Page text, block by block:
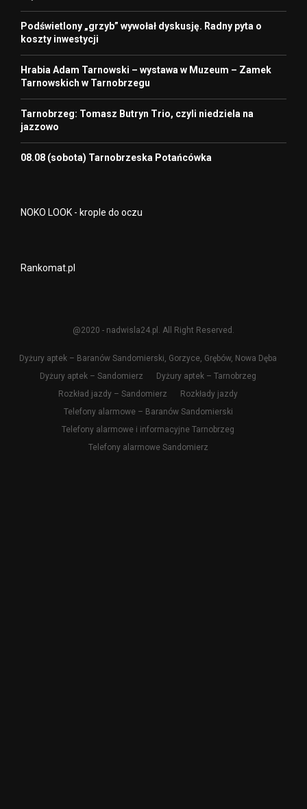
Podświetlony „grzyb” wywołał dyskusję. Radny pyta o
koszty inwestycji
Hrabia Adam Tarnowski – wystawa w Muzeum – Zamek
Tarnowskich w Tarnobrzegu
Tarnobrzeg: Tomasz Butryn Trio, czyli niedziela na
jazzowo
08.08 (sobota) Tarnobrzeska Potańcówka
NOKO LOOK - krople do oczu
Rankomat.pl
@2020 - nadwisla24.pl. All Right Reserved.
Dyżury aptek – Baranów Sandomierski, Gorzyce, Grębów, Nowa Dęba
Dyżury aptek – Sandomierz
Dyżury aptek – Tarnobrzeg
Rozkład jazdy – Sandomierz
Rozkłady jazdy
Telefony alarmowe – Baranów Sandomierski
Telefony alarmowe i informacyjne Tarnobrzeg
Telefony alarmowe Sandomierz